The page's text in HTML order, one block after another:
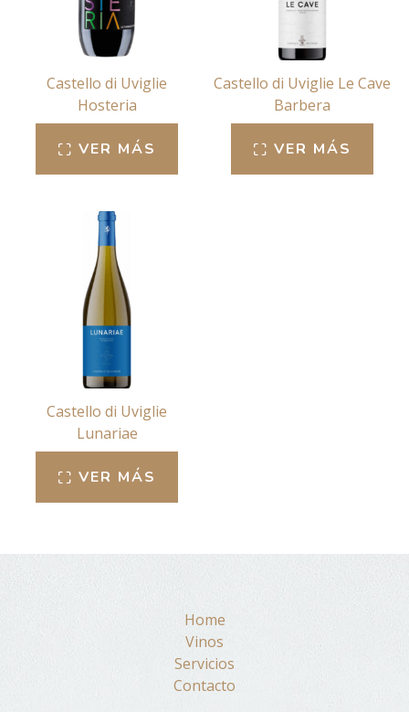
Castello di Uviglie
Hosteria
VER MÁS
Castello di Uviglie Le Cave
Barbera
VER MÁS
Castello di Uviglie
Lunariae
VER MÁS
Home
Vinos
Servicios
Contacto